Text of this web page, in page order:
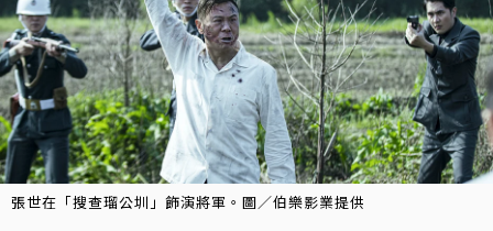
張世在「搜查瑠公圳」飾演將軍。圖／伯樂影業提供